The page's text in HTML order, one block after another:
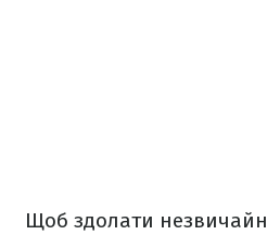
Щоб здолати